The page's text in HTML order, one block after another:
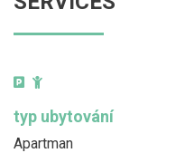
typ ubytování
Apartman